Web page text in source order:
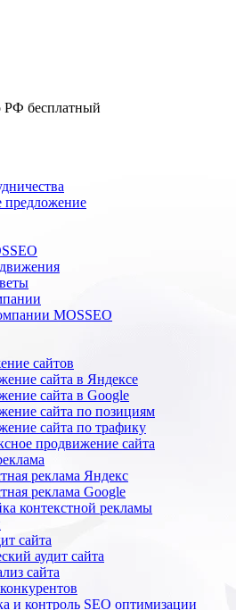
РФ бесплатный
предложение
MOSSEO
сайтов
сайта в Яндексе
сайта в Google
сайта по позициям
сайта по трафику
продвижение сайта
реклама Яндекс
реклама Google
контекстной рекламы
сайта
аудит сайта
сайта
и контроль SEO оптимизации